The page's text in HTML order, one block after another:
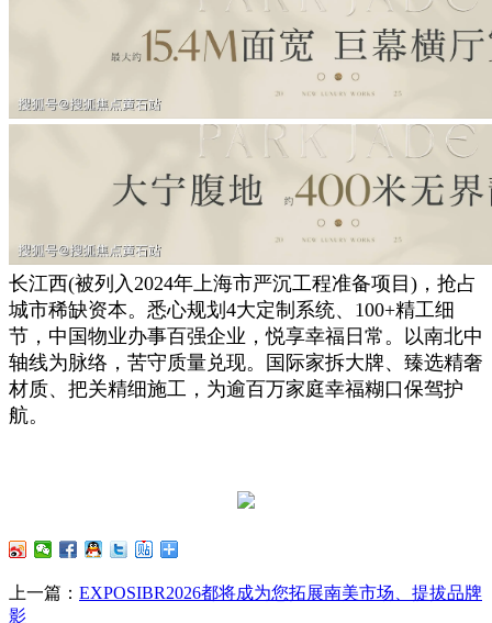
长江西(被列入2024年上海市严沉工程准备项目)，抢占
城市稀缺资本。悉心规划4大定制系统、100+精工细
节，中国物业办事百强企业，悦享幸福日常。以南北中
轴线为脉络，苦守质量兑现。国际家拆大牌、臻选精奢
材质、把关精细施工，为逾百万家庭幸福糊口保驾护
航。
上一篇： EXPOSIBR2026都将成为您拓展南美市场、提拔品牌
影